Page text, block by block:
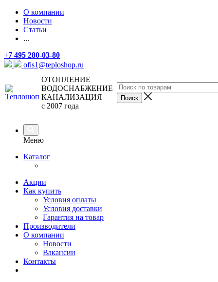
О компании
Новости
Статьи
...
+7 495 280-03-80
ofis1@teploshop.ru
ОТОПЛЕНИЕ
ВОДОСНАБЖЕНИЕ
КАНАЛИЗАЦИЯ
с 2007 года
Меню
Каталог
Акции
Как купить
Условия оплаты
Условия доставки
Гарантия на товар
Производители
О компании
Новости
Вакансии
Контакты